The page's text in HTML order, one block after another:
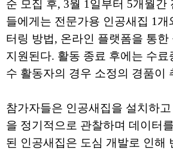
순 모집 후, 3월 1일부터 5개월간
들에게는 전문가용 인공새집 1개
터링 방법, 온라인 플랫폼을 통한
지원된다. 활동 종료 후에는 수료
수 활동자의 경우 소정의 경품이
참가자들은 인공새집을 설치하
을 정기적으로 관찰하며 데이터
된 인공새집은 도심 개발로 인해